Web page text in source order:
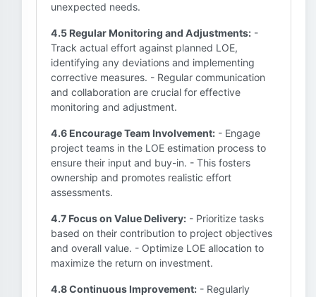
unexpected needs.
4.5 Regular Monitoring and Adjustments: -
Track actual effort against planned LOE,
identifying any deviations and implementing
corrective measures. - Regular communication
and collaboration are crucial for effective
monitoring and adjustment.
4.6 Encourage Team Involvement: - Engage
project teams in the LOE estimation process to
ensure their input and buy-in. - This fosters
ownership and promotes realistic effort
assessments.
4.7 Focus on Value Delivery: - Prioritize tasks
based on their contribution to project objectives
and overall value. - Optimize LOE allocation to
maximize the return on investment.
4.8 Continuous Improvement: - Regularly